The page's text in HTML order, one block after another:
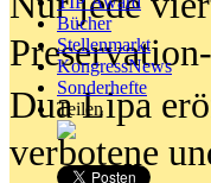
Bücher
Stellenmarkt
KongressNews
Sonderhefte
Teilen
Dua Lipa
verbotene